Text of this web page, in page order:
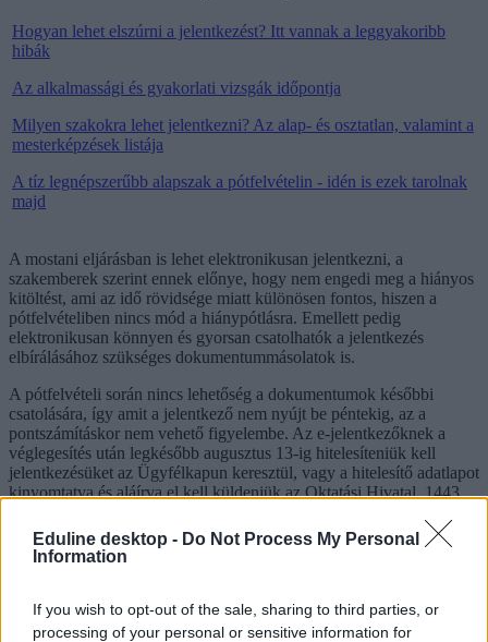
Eduline desktop - Do Not Process My Personal
Information
If you wish to opt-out of the sale, sharing to third parties, or
processing of your personal or sensitive information for
Hogyan lehet elszúrni a jelentkezést? Itt vannak a leggyakoribb
hibák
Az alkalmassági és gyakorlati vizsgák időpontja
Milyen szakokra lehet jelentkezni? Az alap- és osztatlan, valamint a
mesterképzések listája
A tíz legnépszerűbb alapszak a pótfelvételin - idén is ezek tarolnak
majd
A mostani eljárásban is lehet elektronikusan jelentkezni, a
szakemberek szerint ennek előnye, hogy nem engedi meg a hiányos
kitöltést, ami az idő rövidsége miatt különösen fontos, hiszen a
pótfelvételiben nincs mód a hiánypótlásra. Emellett pedig
elektronikusan könnyen és gyorsan csatolhatók a jelentkezés
elbírálásához szükséges dokumentummásolatok is.
A pótfelvételi során nincs lehetőség a dokumentumok későbbi
csatolására, így amit a jelentkező nem nyújt be péntekig, az a
pontszámításkor nem vehető figyelembe. Az e-jelentkezőknek a
véglegesítés után legkésőbb augusztus 13-ig hitelesíteniük kell
jelentkezésüket az Ügyfélkapun keresztül, vagy a hitelesítő adatlapot
kinyomtatva és aláírva el kell küldeniük az Oktatási Hivatal, 1443
A pótfelvételi eljárási díjat (5.000 forintot) augusztus 10-ig kell
befizetniük a jelentkezőknek, e-felvételi esetében utalhatják
közlemény rovatban meg kell adni a kapott 12 jegyű felvételi
azonosító számot.